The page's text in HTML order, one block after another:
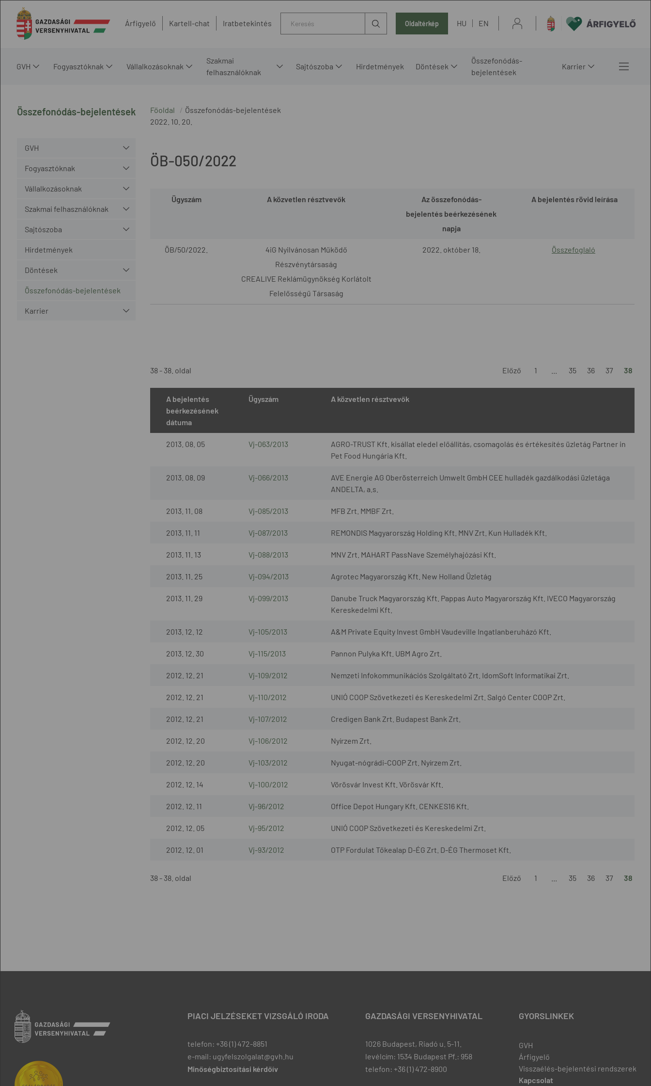
Árfigyelő Kartell-chat Iratbetekintés Oldaltérkép HU EN
GVH Fogyasztóknak Vállalkozásoknak
Szakmai
felhasználóknak
Sajtószoba Hirdetmények Döntések
Összefonódás-
bejelentések
Karrier
Összefonódás-bejelentések
GVH
Fogyasztóknak
Vállalkozásoknak
Szakmai felhasználóknak
Sajtószoba
Hirdetmények
Döntések
Összefonódás-bejelentések
Karrier
Főoldal
Összefonódás-bejelentések
2022. 10. 20.
ÖB-050/2022
Ügyszám A közvetlen résztvevők
Az összefonódás-
bejelentés beérkezésének
napja
A bejelentés rövid leírása
ÖB/50/2022.
4iG Nyilvánosan Működő
Részvénytársaság
CREALIVE Reklámügynökség Korlátolt
Felelősségű Társaság
2022. október 18. Összefoglaló
38 - 38. oldal Előző 1 35 36 37 38
A bejelentés
beérkezésének
dátuma
Ügyszám A közvetlen résztvevők
2013. 08. 05 Vj-063/2013
AGRO-TRUST Kft. kisállat eledel előállítás, csomagolás és értékesítés üzletág Partner in
Pet Food Hungária Kft.
2013. 08. 09 Vj-066/2013
AVE Energie AG Oberösterreich Umwelt GmbH CEE hulladék gazdálkodási üzletága
ANDELTA, a.s.
2013. 11. 08 Vj-085/2013 MFB Zrt. MMBF Zrt.
2013. 11. 11 Vj-087/2013 REMONDIS Magyarország Holding Kft. MNV Zrt. Kun Hulladék Kft.
2013. 11. 13 Vj-088/2013 MNV Zrt. MAHART PassNave Személyhajózási Kft.
2013. 11. 25 Vj-094/2013 Agrotec Magyarország Kft. New Holland Üzletág
2013. 11. 29 Vj-099/2013
Danube Truck Magyarország Kft. Pappas Auto Magyarország Kft. IVECO Magyarország
Kereskedelmi Kft.
2013. 12. 12 Vj-105/2013 A&M Private Equity Invest GmbH Vaudeville Ingatlanberuházó Kft.
2013. 12. 30 Vj-115/2013 Pannon Pulyka Kft. UBM Agro Zrt.
2012. 12. 21 Vj-109/2012 Nemzeti Infokommunikációs Szolgáltató Zrt. IdomSoft Informatikai Zrt.
2012. 12. 21 Vj-110/2012 UNIÓ COOP Szövetkezeti és Kereskedelmi Zrt. Salgó Center COOP Zrt.
2012. 12. 21 Vj-107/2012 Credigen Bank Zrt. Budapest Bank Zrt.
2012. 12. 20 Vj-106/2012 Nyírzem Zrt.
2012. 12. 20 Vj-103/2012 Nyugat-nógrádi-COOP Zrt. Nyírzem Zrt.
2012. 12. 14 Vj-100/2012 Vörösvár Invest Kft. Vörösvár Kft.
2012. 12. 11 Vj-96/2012 Office Depot Hungary Kft. CENKES16 Kft.
2012. 12. 05 Vj-95/2012 UNIÓ COOP Szövetkezeti és Kereskedelmi Zrt.
2012. 12. 01 Vj-93/2012 OTP Fordulat Tőkealap D-ÉG Zrt. D-ÉG Thermoset Kft.
38 - 38. oldal Előző 1 35 36 37 38
PIACI JELZÉSEKET VIZSGÁLÓ IRODA
telefon: +36 (1) 472-8851
e-mail: ugyfelszolgalat@gvh.hu
Minőségbiztosítási kérdőív
GAZDASÁGI VERSENYHIVATAL
1026 Budapest, Riadó u. 5-11.
levélcím: 1534 Budapest Pf.: 958
telefon: +36 (1) 472-8900
GYORSLINKEK
GVH
Árfigyelő
Visszaélés-bejelentési rendszerek
Kapcsolat